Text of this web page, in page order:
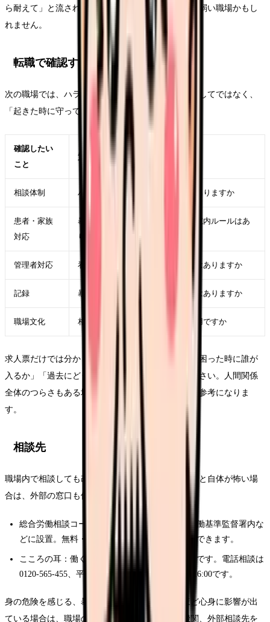
ら耐えて」と流される場合は、個人を守る仕組みが弱い職場かもし
れません。
転職で確認すべきこと
次の職場では、ハラスメントを「起きない職場」としてではなく、
「起きた時に守ってくれる職場」かを見ます。
確認したい
こと
質問例
相談体制 ハラスメントや暴言の相談窓口はありますか
患者・家族
対応
暴言や威圧的な言動があった時の院内ルールはあ
りますか
管理者対応 看護師が一人で対応しない仕組みはありますか
記録 暴言・迷惑行為の記録や報告書式はありますか
職場文化 相談した人が不利益を受けない運用ですか
求人票だけでは分かりにくいため、面接や見学で「困った時に誰が
入るか」「過去にどう対応したか」を確認してください。人間関係
全体のつらさもある場合は、
人間関係完全ガイド
も参考になりま
す。
相談先
職場内で相談しても改善しない、または相談すること自体が怖い場
合は、外部の窓口も使えます。
総合労働相談コーナー：各都道府県労働局や労働基準監督署内な
どに設置。無料・予約不要で、労働問題を相談できます。
こころの耳：働く人のメンタルヘルス相談窓口です。電話相談は
0120-565-455、平日17:00〜22:00、土日10:00〜16:00です。
身の危険を感じる、暴力がある、出勤が難しいほど心身に影響が出
ている場合は、職場の管理者、産業保健、医療機関、外部相談先を